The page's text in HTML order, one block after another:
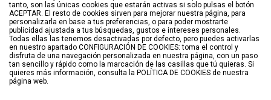
GUARDAR EN LISTA DE DESEOS
Crear
BUSCAR
Haga clic para más productos.
tanto, son las únicas cookies que estarán activas si solo pulsas el botón
ACEPTAR. El resto de cookies sirven para mejorar nuestra página, para
personalizarla en base a tus preferencias, o para poder mostrarte
publicidad ajustada a tus búsquedas, gustos e intereses personales.
Todas ellas las tenemos desactivadas por defecto, pero puedes activarlas
en nuestro apartado CONFIGURACIÓN DE COOKIES: toma el control y
disfruta de una navegación personalizada en nuestra página, con un paso
tan sencillo y rápido como la marcación de las casillas que tú quieras. Si
quieres más información, consulta la POLÍTICA DE COOKIES de nuestra
página web.